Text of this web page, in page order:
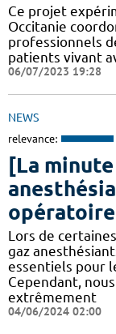
Ce projet
Occitanie
professionnels
patients vivant
06/07/2023 19:28
NEWS
relevance:
[La minute
​​Lors de
gaz
essentiels pour
Cependant,
extrêmement
04/06/2024 02:00